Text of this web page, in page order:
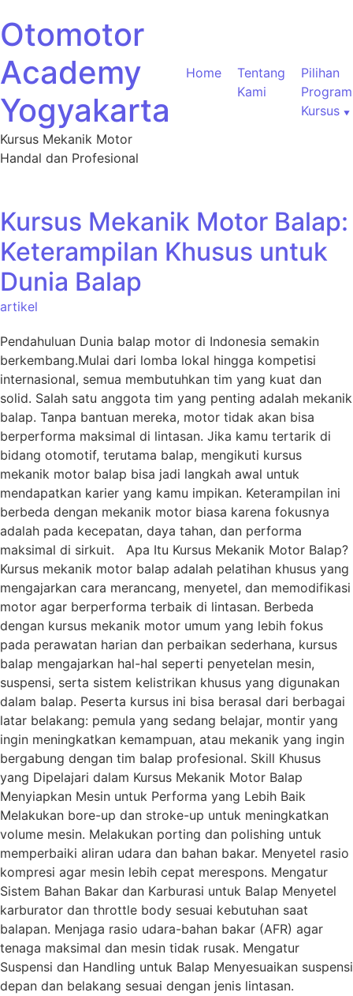
Otomotor
Academy
Yogyakarta
Kursus Mekanik Motor
Handal dan Profesional
Home
Tentang
Kami
Pilihan
Program
Kursus
Kursus Mekanik Motor Balap:
Keterampilan Khusus untuk
Dunia Balap
artikel
Pendahuluan Dunia balap motor di Indonesia semakin
berkembang.Mulai dari lomba lokal hingga kompetisi
internasional, semua membutuhkan tim yang kuat dan
solid. Salah satu anggota tim yang penting adalah mekanik
balap. Tanpa bantuan mereka, motor tidak akan bisa
berperforma maksimal di lintasan. Jika kamu tertarik di
bidang otomotif, terutama balap, mengikuti kursus
mekanik motor balap bisa jadi langkah awal untuk
mendapatkan karier yang kamu impikan. Keterampilan ini
berbeda dengan mekanik motor biasa karena fokusnya
adalah pada kecepatan, daya tahan, dan performa
maksimal di sirkuit. Apa Itu Kursus Mekanik Motor Balap?
Kursus mekanik motor balap adalah pelatihan khusus yang
mengajarkan cara merancang, menyetel, dan memodifikasi
motor agar berperforma terbaik di lintasan. Berbeda
dengan kursus mekanik motor umum yang lebih fokus
pada perawatan harian dan perbaikan sederhana, kursus
balap mengajarkan hal-hal seperti penyetelan mesin,
suspensi, serta sistem kelistrikan khusus yang digunakan
dalam balap. Peserta kursus ini bisa berasal dari berbagai
latar belakang: pemula yang sedang belajar, montir yang
ingin meningkatkan kemampuan, atau mekanik yang ingin
bergabung dengan tim balap profesional. Skill Khusus
yang Dipelajari dalam Kursus Mekanik Motor Balap
Menyiapkan Mesin untuk Performa yang Lebih Baik
Melakukan bore-up dan stroke-up untuk meningkatkan
volume mesin. Melakukan porting dan polishing untuk
memperbaiki aliran udara dan bahan bakar. Menyetel rasio
kompresi agar mesin lebih cepat merespons. Mengatur
Sistem Bahan Bakar dan Karburasi untuk Balap Menyetel
karburator dan throttle body sesuai kebutuhan saat
balapan. Menjaga rasio udara-bahan bakar (AFR) agar
tenaga maksimal dan mesin tidak rusak. Mengatur
Suspensi dan Handling untuk Balap Menyesuaikan suspensi
depan dan belakang sesuai dengan jenis lintasan.